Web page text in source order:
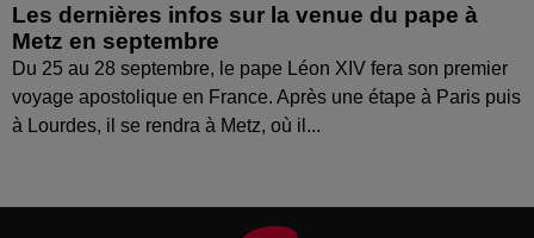
Les dernières infos sur la venue du pape à
Metz en septembre
Du 25 au 28 septembre, le pape Léon XIV fera son premier
voyage apostolique en France. Après une étape à Paris puis
à Lourdes, il se rendra à Metz, où il...